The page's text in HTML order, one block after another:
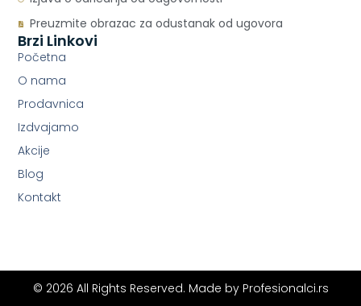
Preuzmite obrazac za odustanak od ugovora
Brzi Linkovi
Početna
O nama
Prodavnica
Izdvajamo
Akcije
Blog
Kontakt
© 2026 All Rights Reserved. Made by Profesionalci.rs